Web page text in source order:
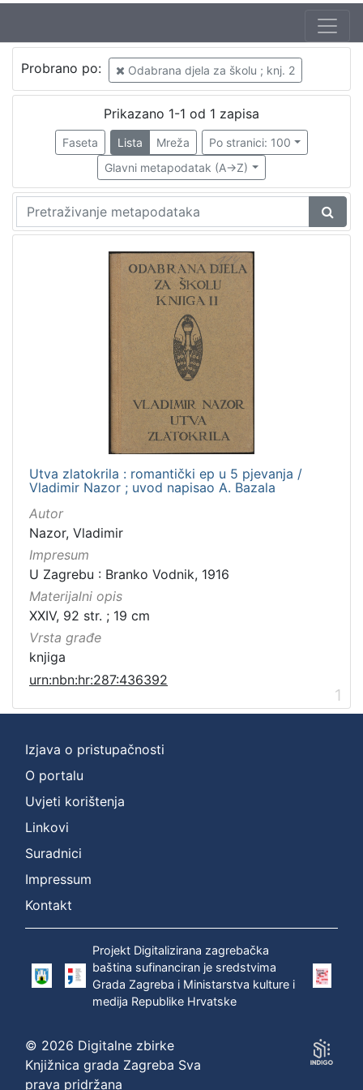
Probrano po: Odabrana djela za školu ; knj. 2
Prikazano 1-1 od 1 zapisa
Faseta Lista Mreža
Po stranici: 100
Glavni metapodatak (A->Z)
Utva zlatokrila : romantički ep u 5 pjevanja /
Vladimir Nazor ; uvod napisao A. Bazala
Autor
Nazor, Vladimir
Impresum
U Zagrebu : Branko Vodnik, 1916
Materijalni opis
XXIV, 92 str. ; 19 cm
Vrsta građe
knjiga
urn:nbn:hr:287:436392
1
Izjava o pristupačnosti
O portalu
Uvjeti korištenja
Linkovi
Suradnici
Impressum
Kontakt
Projekt Digitalizirana zagrebačka
baština sufinanciran je sredstvima
Grada Zagreba i Ministarstva kulture i
medija Republike Hrvatske
© 2026 Digitalne zbirke
Knjižnica grada Zagreba Sva
prava pridržana